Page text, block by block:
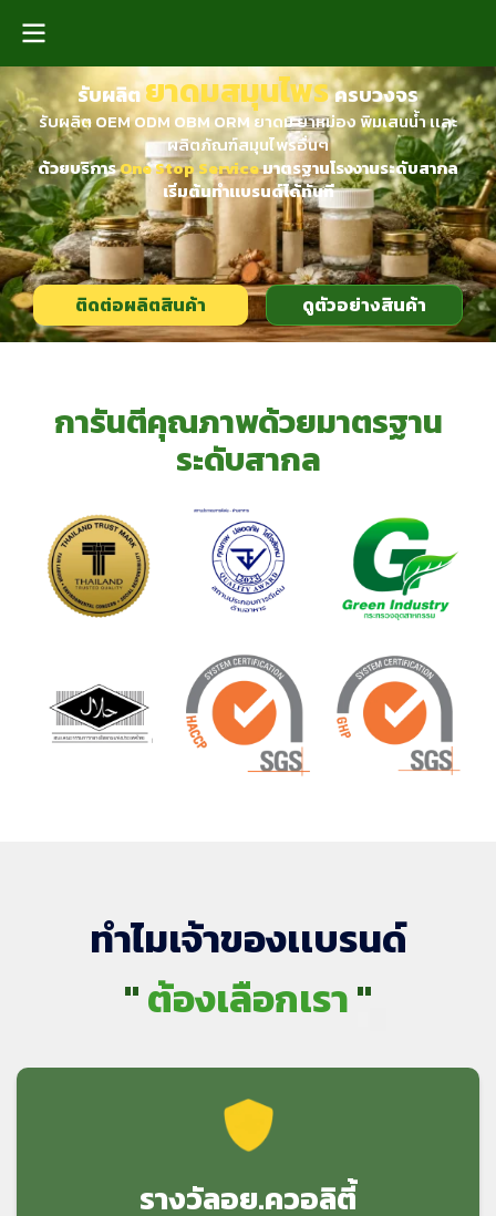
รับผลิตยาดมสมุนไพรครบวงจร
รับผลิต OEM ODM OBM ORM ยาดม ยาหม่อง พิมเสนน้ำ เเละ
ผลิตภัณฑ์สมุนไพรอื่นๆ
ด้วยบริการOne Stop Serviceมาตรฐานโรงงานระดับสากล
เริ่มต้นทำเเบรนด์ได้ทันที
ติดต่อผลิตสินค้า ดูตัวอย่างสินค้า
การันตีคุณภาพด้วยมาตรฐาน
ระดับสากล
ทำไมเจ้าของเเบรนด์
"ต้องเลือกเรา"
รางวัลอย.ควอลิตี้